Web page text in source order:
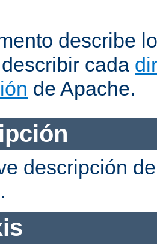
describe
cada
de Apache.
descripción